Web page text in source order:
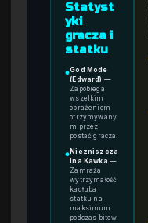
Statyst
yki
gracza i
statku
●God Mode
(Edward) —
Zapobiega
wszelkim
obrażeniom
otrzymywany
m przez
postać gracza.
● Niezniszcza
lna Kawka —
Zamraża
wytrzymałość
kadłuba
statku na
maksimum
podczas bitew